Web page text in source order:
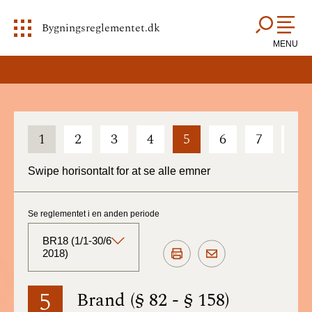
Bygningsreglementet.dk
MENU
1 2 3 4 5 6 7
Swipe horisontalt for at se alle emner
5 Brand (§ 82 - § 158)
Se reglementet i en anden periode
BR18 (1/1-30/6
2018)
BR18 (Aktuelt)